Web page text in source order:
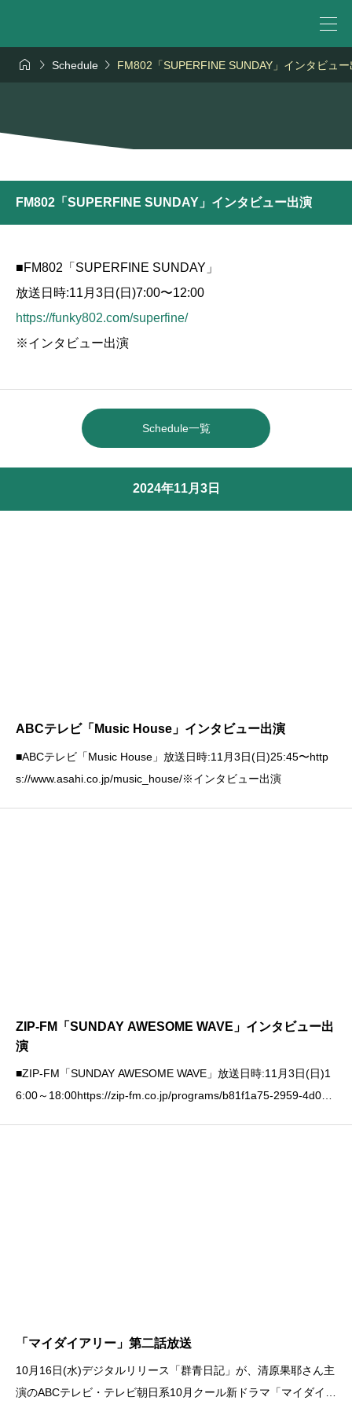
  Schedule  FM802「SUPERFINE SUNDAY」インタビュ
FM802「SUPERFINE SUNDAY」インタビュー出演
■FM802「SUPERFINE SUNDAY」
放送日時:11月3日(日)7:00〜12:00
https://funky802.com/superfine/
※インタビュー出演
Schedule一覧
2024年11月3日
ABCテレビ「Music House」インタビュー出演
■ABCテレビ「Music House」放送日時:11月3日(日)25:45〜http
s://www.asahi.co.jp/music_house/※インタビュー出演
ZIP-FM「SUNDAY AWESOME WAVE」インタビュー出
演
■ZIP-FM「SUNDAY AWESOME WAVE」放送日時:11月3日(日)1
6:00～18:00https://zip-fm.co.jp/programs/b81f1a75-2959-4d0b-
「マイダイアリー」第二話放送
10月16日(水)デジタルリリース「群青日記」が、清原果耶さん主
演のABCテレビ・テレビ朝日系10月クール新ドラマ「マイダイア